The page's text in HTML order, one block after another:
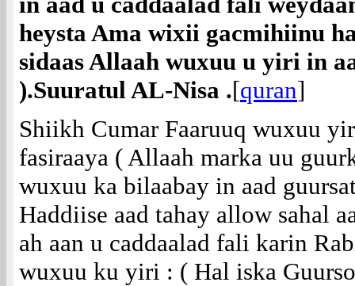
heysta Ama wixii gacmihiinu
sidaas Allaah wuxuu u yiri in
).Suuratul AL-Nisa .[quran]
Shiikh Cumar Faaruuq wuxuu
fasiraaya ( Allaah marka uu
wuxuu ka bilaabay in aad
Haddiise aad tahay allow sahal
ah aan u caddaalad fali karin
wuxuu ku yiri : ( Hal iska